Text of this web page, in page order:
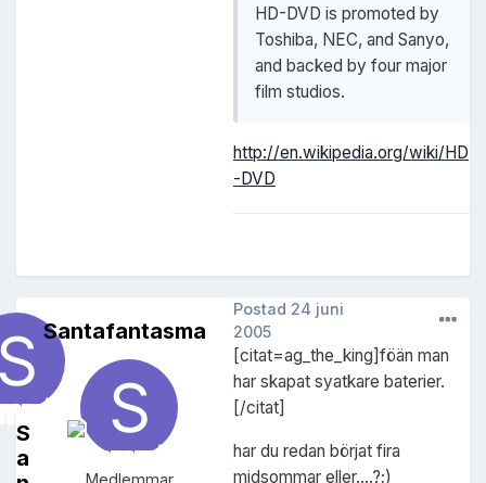
HD-DVD is promoted by
Toshiba, NEC, and Sanyo,
and backed by four major
film studios.
http://en.wikipedia.org/wiki/HD
-DVD
S
a
Santafantasma
Postad 24 juni
2005
[citat=ag_the_king]föän man
har skapat syatkare baterier.
[/citat]
har du redan börjat fira
midsommar eller....?;)